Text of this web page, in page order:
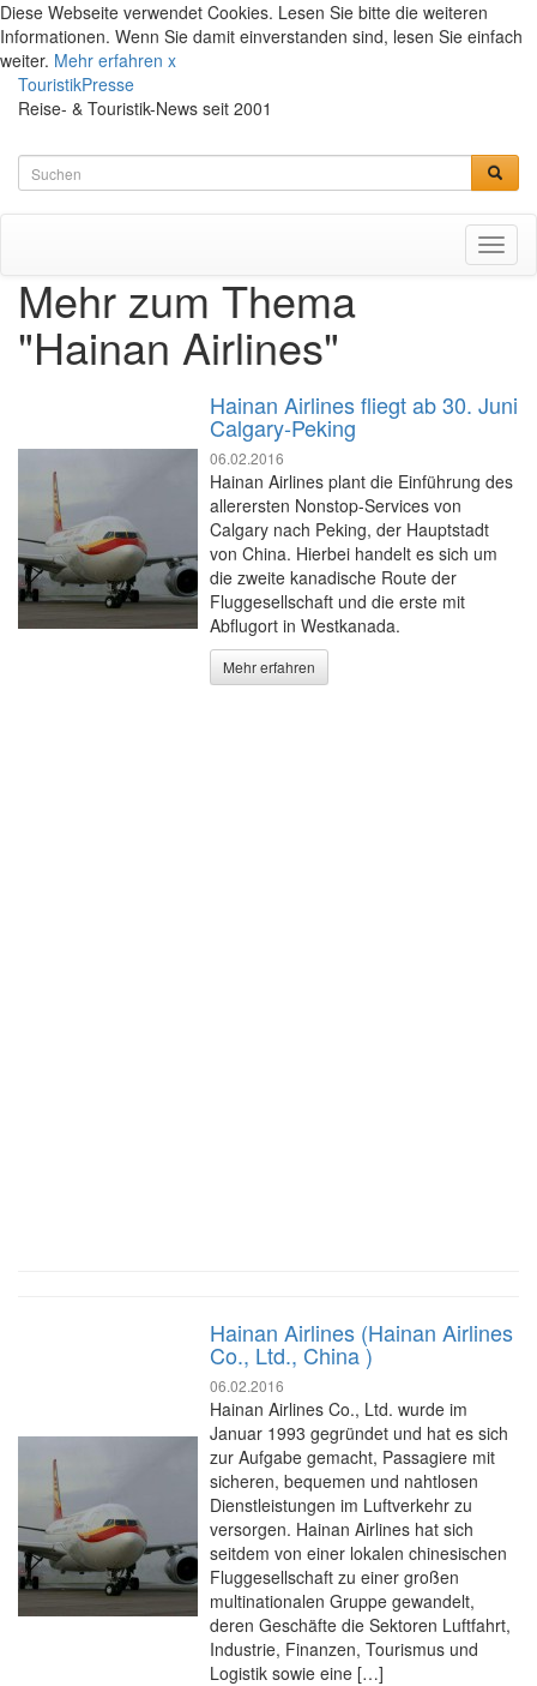
Diese Webseite verwendet Cookies. Lesen Sie bitte die weiteren
Informationen. Wenn Sie damit einverstanden sind, lesen Sie einfach
weiter. Mehr erfahren x
TouristikPresse
Reise- & Touristik-News seit 2001
Mehr zum Thema
"Hainan Airlines"
Hainan Airlines fliegt ab 30. Juni
Calgary-Peking
06.02.2016
Hainan Airlines plant die Einführung des
allerersten Nonstop-Services von
Calgary nach Peking, der Hauptstadt
von China. Hierbei handelt es sich um
die zweite kanadische Route der
Fluggesellschaft und die erste mit
Abflugort in Westkanada.
Mehr erfahren
Hainan Airlines (Hainan Airlines
Co., Ltd., China )
06.02.2016
Hainan Airlines Co., Ltd. wurde im
Januar 1993 gegründet und hat es sich
zur Aufgabe gemacht, Passagiere mit
sicheren, bequemen und nahtlosen
Dienstleistungen im Luftverkehr zu
versorgen. Hainan Airlines hat sich
seitdem von einer lokalen chinesischen
Fluggesellschaft zu einer großen
multinationalen Gruppe gewandelt,
deren Geschäfte die Sektoren Luftfahrt,
Industrie, Finanzen, Tourismus und
Logistik sowie eine […]